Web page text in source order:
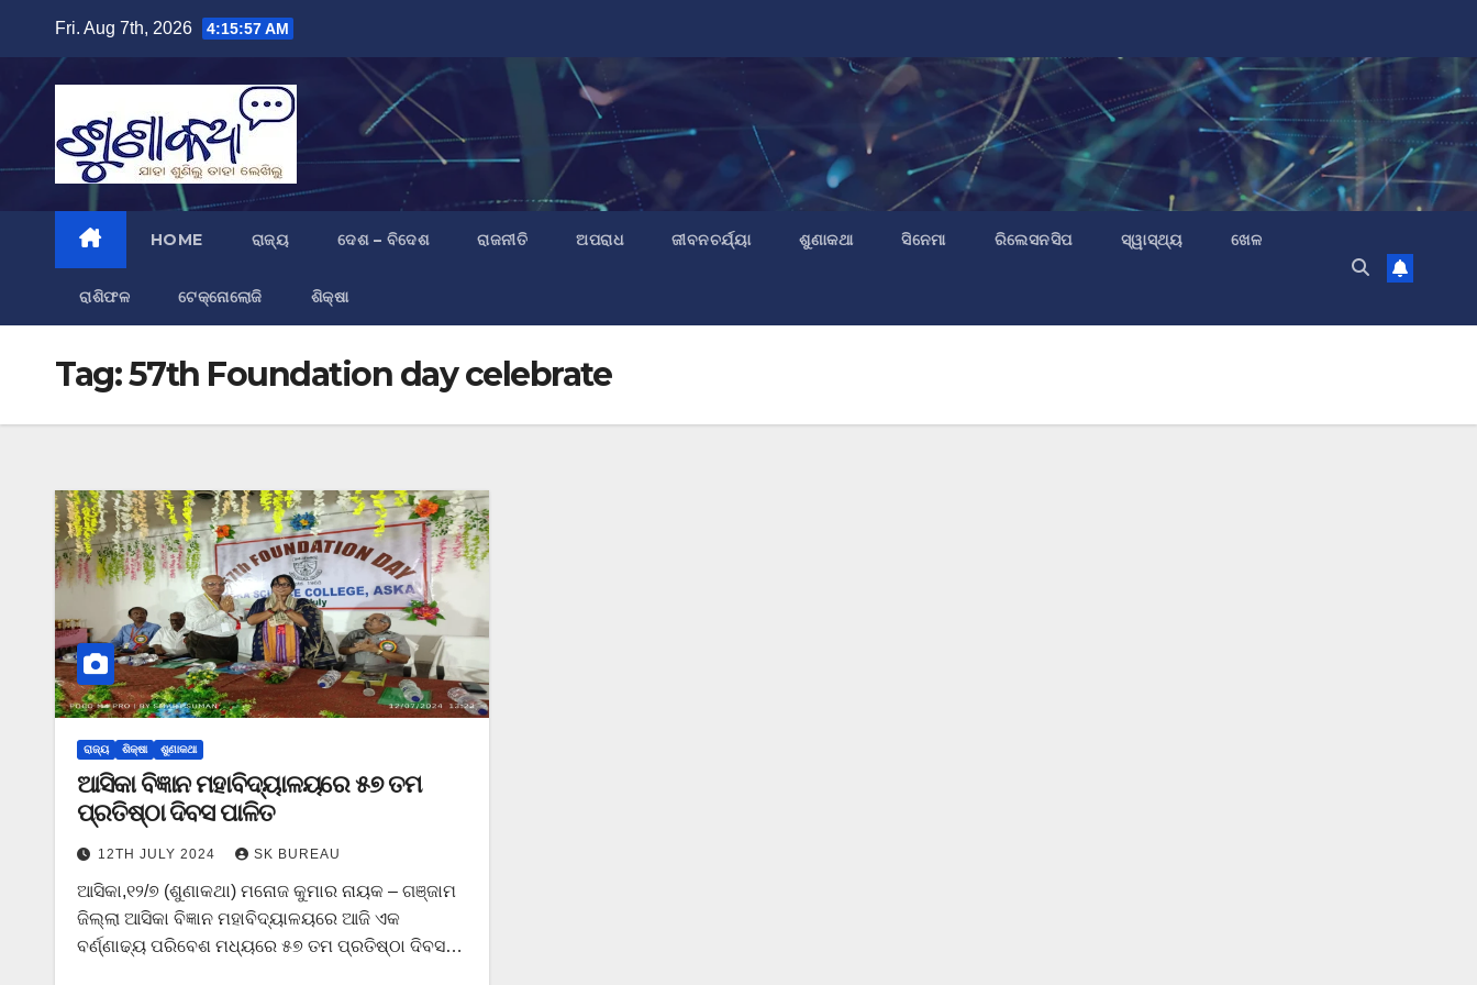
content
Fri. Aug 7th, 2026 4:15:57 AM
HOME ରାଜ୍ୟ ଦେଶ – ବିଦେଶ ରାଜନୀତି ଅପରାଧ ଜୀବନଚର୍ଯ୍ୟା ଶୁଣାକଥା ସିନେମା ରିଲେସନସିପ ସ୍ୱାସ୍ଥ୍ୟ ଖେଳ
ରାଶିଫଳ ଟେକ୍ନୋଲୋଜି ଶିକ୍ଷା
Tag:57th Foundation day celebrate
ରାଜ୍ୟ ଶିକ୍ଷା ଶୁଣାକଥା
ଆସିକା ବିଜ୍ଞାନ ମହାବିଦ୍ୟାଳୟରେ ୫୭ ତମ
ପ୍ରତିଷ୍ଠା ଦିବସ ପାଳିତ
12TH JULY 2024 SK BUREAU
ଆସିକା,୧୨/୭ (ଶୁଣାକଥା) ମନୋଜ କୁମାର ନାୟକ – ଗଞ୍ଜାମ
ଜିଲ୍ଲା ଆସିକା ବିଜ୍ଞାନ ମହାବିଦ୍ୟାଳୟରେ ଆଜି ଏକ
ବର୍ଣ୍ଣାଢ୍ୟ ପରିବେଶ ମଧ୍ୟରେ ୫୭ ତମ ପ୍ରତିଷ୍ଠା ଦିବସ…